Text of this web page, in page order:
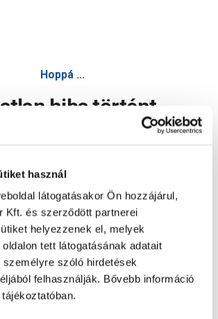
használ
látogatásakor Ön hozzájárul,
Kft. és szerződött partnerei
helyezzenek el, melyek
tett látogatásának adatait
szóló hirdetések
felhasználják. Bővebb információ
Hoppá ...
hiba történt
Oldal újratöltése